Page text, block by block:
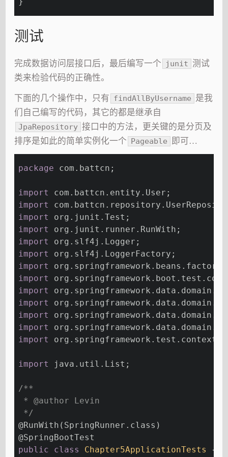
测试
完成数据访问层接口后，最后编写一个 junit 测试
类来检验代码的正确性。
下面的几个操作中，只有 findAllByUsername 是我
们自己编写的代码，其它的都是继承自
JpaRepository 接口中的方法，更关键的是分页及
排序是如此的简单实例化一个 Pageable 即可…
package com.battcn;
import
com.battcn.entity.User;
import
import
org.junit.Test;
import
org.junit.runner.RunWith;
import
org.slf4j.Logger;
import
org.slf4j.LoggerFactory;
import
import
import
import
import
import
import
import java.util.List;
/**
* @author Levin
*/
@RunWith (SpringRunner.class)
@SpringBootTest
public
class Chapter5ApplicationTests {